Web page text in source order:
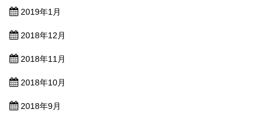
2019年1月
2018年12月
2018年11月
2018年10月
2018年9月